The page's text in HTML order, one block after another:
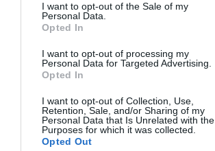
I want to opt-out of the Sale of my
Personal Data.
Opted In
I want to opt-out of processing my
Personal Data for Targeted Advertising.
Opted In
I want to opt-out of Collection, Use,
Retention, Sale, and/or Sharing of my
Personal Data that Is Unrelated with the
Purposes for which it was collected.
Opted Out
ORGANIZZATO DA